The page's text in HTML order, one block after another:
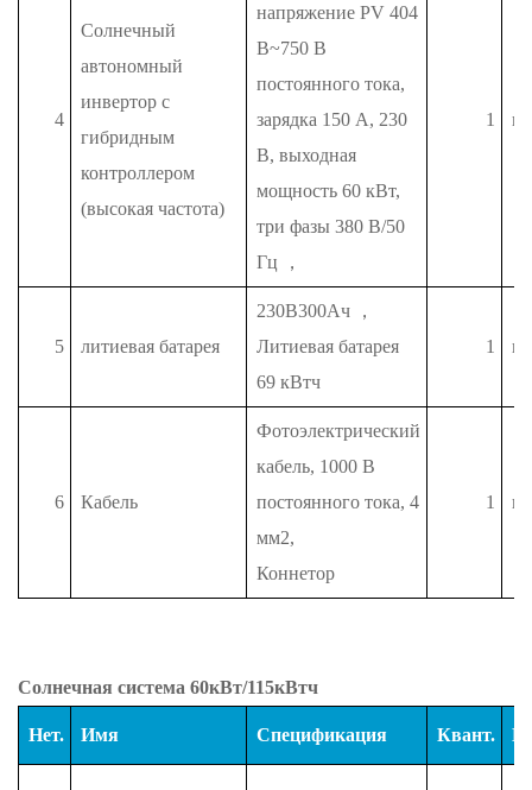
4
Солнечный
автономный
инвертор с
гибридным
контроллером
(высокая частота)
напряжение PV 404
В~750 В
постоянного тока,
зарядка 150 А, 230
В, выходная
мощность 60 кВт,
три фазы 380 В/50
Гц
，
1 п
5 литиевая батарея
230В300Ач
，
Литиевая батарея
69 кВтч
1 п
6 Кабель
Фотоэлектрический
кабель, 1000 В
постоянного тока, 4
мм2,
Коннетор
1 п
Солнечная система 60кВт/115кВтч
Нет. Имя Спецификация Квант.